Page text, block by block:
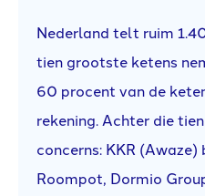
Nederland telt ruim
tien grootste ketens
60 procent van de
rekening. Achter die
concerns: KKR
Roompot, Dormio